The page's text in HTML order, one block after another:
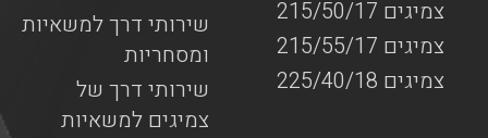
שירותי דרך למשאיות
ומסחריות
שירותי דרך של
צמיגים למשאיות
צמיגים 215/50/17
צמיגים 215/55/17
צמיגים 225/40/18